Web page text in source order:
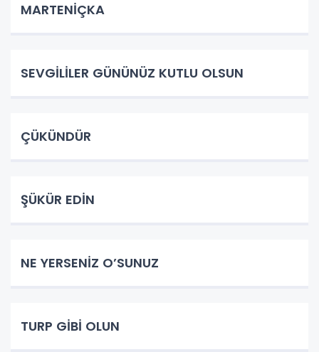
MARTENİÇKA
SEVGİLİLER GÜNÜNÜZ KUTLU OLSUN
ÇÜKÜNDÜR
ŞÜKÜR EDİN
NE YERSENİZ O’SUNUZ
TURP GİBİ OLUN